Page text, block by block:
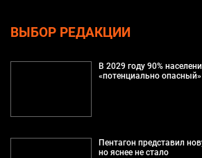
ВЫБОР РЕДАКЦИИ
В 2029 году 90%
«потенциально
Пентагон представил
но яснее не стало